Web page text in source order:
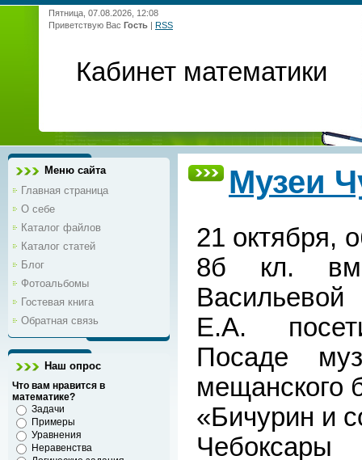
Пятница, 07.08.2026, 12:08
Приветствую Вас Гость | RSS
Кабинет математики
Меню сайта
Главная страница
О себе
Каталог файлов
Каталог статей
Блог
Фотоальбомы
Гостевая книга
Обратная связь
Наш опрос
Что вам нравится в
математике?
Задачи
Примеры
Уравнения
Неравенства
Музеи
21 октября,
8б кл.
Е.А.
Посаде
мещанского
«Бичурин и
Чебоксары